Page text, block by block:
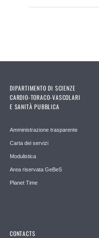
DIPARTIMENTO DI SCIENZE
CARDIO-TORACO-VASCOLARI
E SANITÀ PUBBLICA
Amministrazione trasparente
Carta dei servizi
Modulistica
Area riservata GeBeS
Planet Time
CONTACTS